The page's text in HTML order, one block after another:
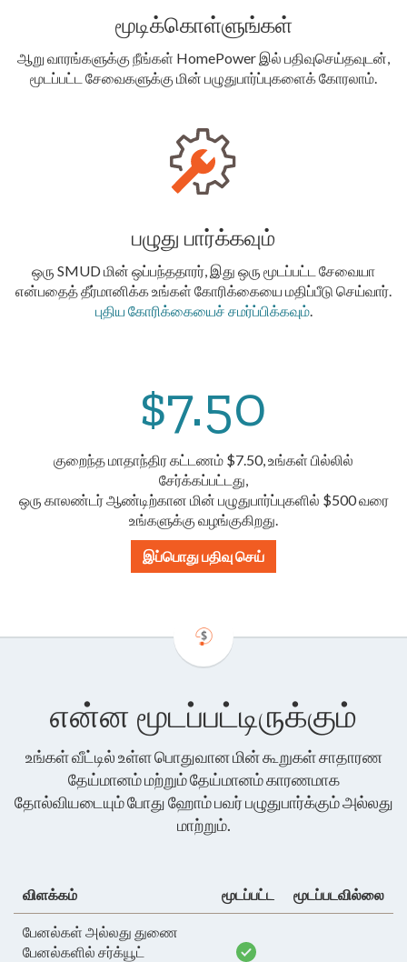
மூடிக்கொள்ளுங்கள்
ஆறு வாரங்களுக்கு நீங்கள் HomePower இல் பதிவுசெய்தவுடன்,
மூடப்பட்ட சேவைகளுக்கு மின் பழுதுபார்ப்புகளைக் கோரலாம்.
பழுது பார்க்கவும்
ஒரு SMUD மின் ஒப்பந்ததாரர், இது ஒரு மூடப்பட்ட சேவையா
என்பதைத் தீர்மானிக்க உங்கள் கோரிக்கையை மதிப்பீடு செய்வார்.
புதிய கோரிக்கையைச் சமர்ப்பிக்கவும்.
$7.50
குறைந்த மாதாந்திர கட்டணம் $7.50, உங்கள் பில்லில்
சேர்க்கப்பட்டது,
ஒரு காலண்டர் ஆண்டிற்கான மின் பழுதுபார்ப்புகளில் $500 வரை
உங்களுக்கு வழங்குகிறது.
இப்பொது பதிவு செய்
என்ன மூடப்பட்டிருக்கும்
உங்கள் வீட்டில் உள்ள பொதுவான மின் கூறுகள் சாதாரண
தேய்மானம் மற்றும் தேய்மானம் காரணமாக
தோல்வியடையும் போது ஹோம் பவர் பழுதுபார்க்கும் அல்லது
மாற்றும்.
விளக்கம் மூடப்பட்ட மூடப்படவில்லை
பேனல்கள் அல்லது துணை
பேனல்களில் சர்க்யூட்